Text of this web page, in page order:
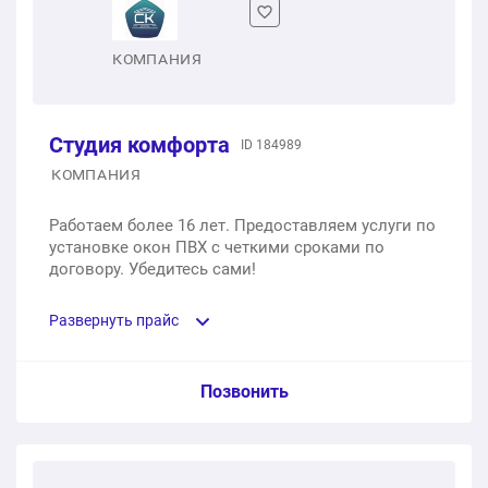
КОМПАНИЯ
Студия комфорта
ID 184989
КОМПАНИЯ
Работаем более 16 лет. Предоставляем услуги по
установке окон ПВХ с четкими сроками по
договору. Убедитесь сами!
Развернуть прайс
Услуга из прайс-листа / Ед. изм. / Цена
Позвонить